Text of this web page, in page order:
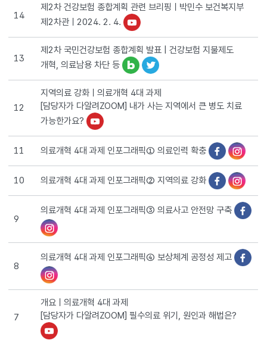
14
제2차 건강보험 종합계획 관련 브리핑ㅣ박민수 보건복지부
제2차관ㅣ2024. 2. 4.
13
제2차 국민건강보험 종합계획 발표 | 건강보험 지불제도
개혁, 의료남용 차단 등
12
지역의료 강화ㅣ의료개혁 4대 과제
[담당자가 다알려ZOOM] 내가 사는 지역에서 큰 병도 치료
가능한가요?
11 의료개혁 4대 과제 인포그래픽① 의료인력 확충
10 의료개혁 4대 과제 인포그래픽② 지역의료 강화
9
의료개혁 4대 과제 인포그래픽③ 의료사고 안전망 구축
8
의료개혁 4대 과제 인포그래픽④ 보상체계 공정성 제고
7
개요ㅣ의료개혁 4대 과제
[담당자가 다알려ZOOM] 필수의료 위기, 원인과 해법은?